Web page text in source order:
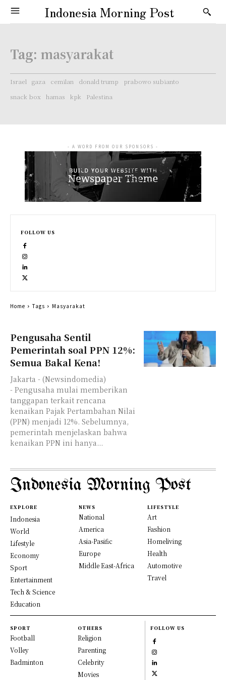
Indonesia Morning Post
Tag: masyarakat
Israel gaza cemilan donald trump
prabowo subianto
snack box
hamas kpk Palestina
Pengusaha Sentil
Pemerintah soal PPN 12%:
Semua Bakal Kena!
Jakarta - (Newsindomedia)
- Pengusaha mulai memberikan
tanggapan terkait rencana
kenaikan Pajak Pertambahan Nilai
(PPN) menjadi 12%. Sebelumnya,
pemerintah menjelaskan bahwa
kenaikan PPN ini hanya...
- A WORD FROM OUR SPONSORS -
FOLLOW US
Home Tags Masyarakat
Indonesia Morning Post
EXPLORE
Indonesia
World
Lifestyle
Economy
Sport
Entertainment
Tech & Science
Education
NEWS
National
America
Asia-Pasific
Europe
Middle East-Africa
LIFESTYLE
Art
Fashion
Homeliving
Health
Automotive
Travel
SPORT
Football
Volley
Badminton
OTHERS
Religion
Parenting
Celebrity
Movies
FOLLOW US